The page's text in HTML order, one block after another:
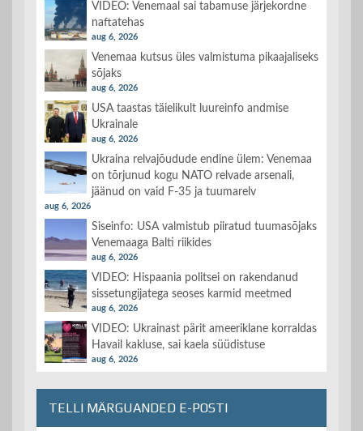
VIDEO: Venemaal sai tabamuse järjekordne
naftatehas
aug 6, 2026
Venemaa kutsus üles valmistuma pikaajaliseks
sõjaks
aug 6, 2026
USA taastas täielikult luureinfo andmise
Ukrainale
aug 6, 2026
Ukraina relvajõudude endine ülem: Venemaa
on tõrjunud kogu NATO relvade arsenali,
jäänud on vaid F-35 ja tuumarelv
aug 6, 2026
Siseinfo: USA valmistub piiratud tuumasõjaks
Venemaaga Balti riikides
aug 6, 2026
VIDEO: Hispaania politsei on rakendanud
sissetungijatega seoses karmid meetmed
aug 6, 2026
VIDEO: Ukrainast pärit ameeriklane korraldas
Havail kakluse, sai kaela süüdistuse
aug 6, 2026
TELLI MÄRGUANDED E-POSTI